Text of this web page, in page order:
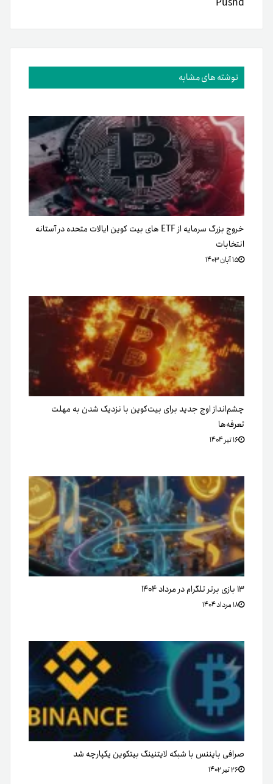
نوشته های مشابه
خروج بزرگ سرمایه از ETF های بیت کوین ایالات متحده در آستانه
انتخابات
۱۵ آبان ۱۴۰۳
چشم‌انداز اوج جدید برای بیت‌کوین با نزدیک شدن به مهلت
تعرفه‌ها
۱۶ تیر ۱۴۰۴
۱۳ بازی برتر تلگرام در مرداد ۱۴۰۴
۱۸ مرداد ۱۴۰۴
صرافی بایننس با شبکه لایتنینگ بیتکوین یکپارچه شد
۲۶ تیر ۱۴۰۲